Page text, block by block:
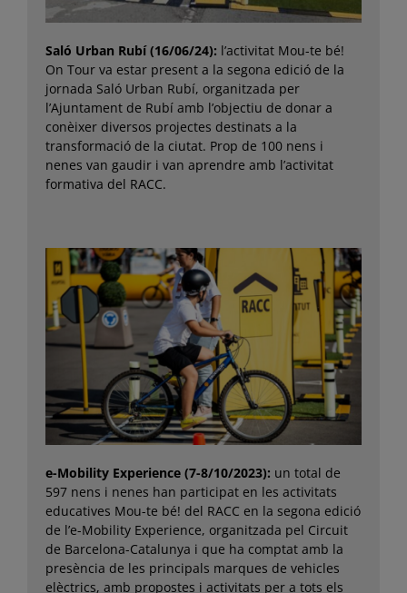
Saló Urban Rubí (16/06/24): l’activitat Mou-te bé!
On Tour va estar present a la segona edició de la
jornada Saló Urban Rubí, organitzada per
l’Ajuntament de Rubí amb l’objectiu de donar a
conèixer diversos projectes destinats a la
transformació de la ciutat. Prop de 100 nens i
nenes van gaudir i van aprendre amb l’activitat
formativa del RACC.
e-Mobility Experience (7-8/10/2023): un total de
597 nens i nenes han participat en les activitats
educatives Mou-te bé! del RACC en la segona edició
de l’e-Mobility Experience, organitzada pel Circuit
de Barcelona-Catalunya i que ha comptat amb la
presència de les principals marques de vehicles
elèctrics, amb propostes i activitats per a tots els